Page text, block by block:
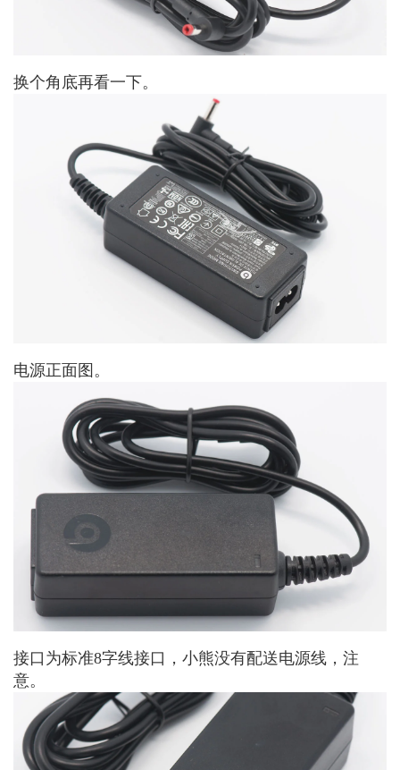
换个角底再看一下。
电源正面图。
接口为标准8字线接口，小熊没有配送电源线，注
意。